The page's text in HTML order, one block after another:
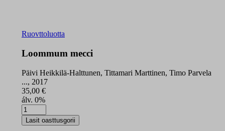
Ruovttoluotta
Loommum mecci
Päivi Heikkilä-Halttunen, Tittamari Marttinen, Timo Parvela
..., 2017
35,00 €
álv. 0%
Loommum
mecci
quantity
Lasit oasttusgorii